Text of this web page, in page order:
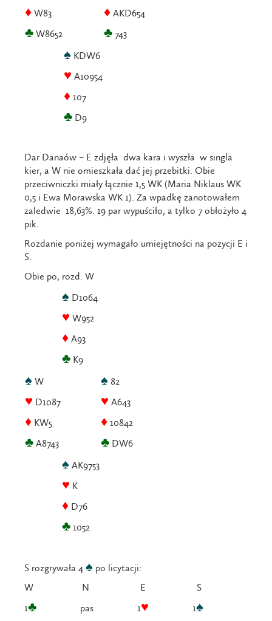
♦ W83
♣ W8652
♦ AKD654
♣ 743
♠ KDW6
♥ A10954
♦ 107
♣ D9
Dar Danaów – E zdjęła dwa kara i wyszła w singla
kier, a W nie omieszkała dać jej przebitki. Obie
przeciwniczki miały łącznie 1,5 WK (Maria Niklaus WK
0,5 i Ewa Morawska WK 1). Za wpadkę zanotowałem
zaledwie 18,63%. 19 par wypuściło, a tylko 7 obłożyło 4
pik.
Rozdanie poniżej wymagało umiejętności na pozycji E i
S.
Obie po, rozd. W
♠ D1064
♥ W952
♦ A93
♣ K9
♠ W
♥ D1087
♦ KW5
♣ A8743
♠ 82
♥ A643
♦ 10842
♣ DW6
♠ AK9753
♥ K
♦ D76
♣ 1052
S rozgrywała 4 ♠ po licytacji:
W N E S
1♣ pas 1♥ 1♠